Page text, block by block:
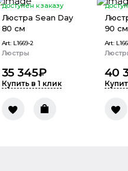
доступен к заказу
Люстра Sean Day
80 см
Art: L1669-2
Люстры
35 345₽
Купить в 1 клик
90 см
Art:
40